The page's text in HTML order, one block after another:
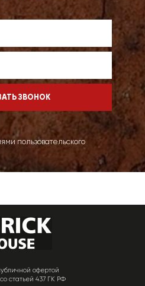
пользовательского
офертой
статьей 437 ГК РФ